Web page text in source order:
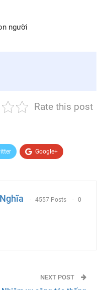
người
Rate this post
Google+
4557 Posts 0
NEXT POST